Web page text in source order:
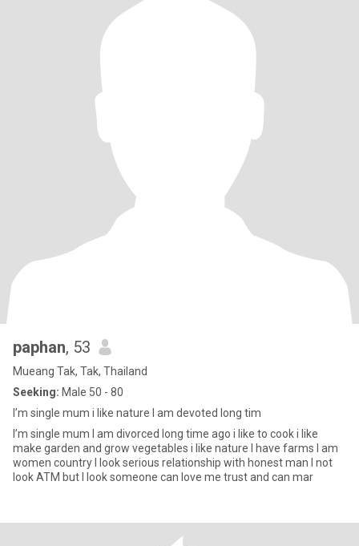
paphan, 53
Mueang Tak, Tak, Thailand
Seeking: Male 50 - 80
I’m single mum i like nature I am devoted long tim
I’m single mum I am divorced long time ago i like to cook i like
make garden and grow vegetables i like nature I have farms I am
women country I look serious relationship with honest man I not
look ATM but I look someone can love me trust and can mar